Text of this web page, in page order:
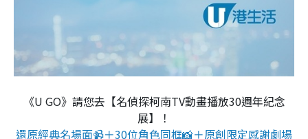
《U GO》請您去【名偵探柯南TV動畫播放30週年紀念
展】！
還原經典名場面📹＋30位角色同框📸＋原創限定感謝劇場